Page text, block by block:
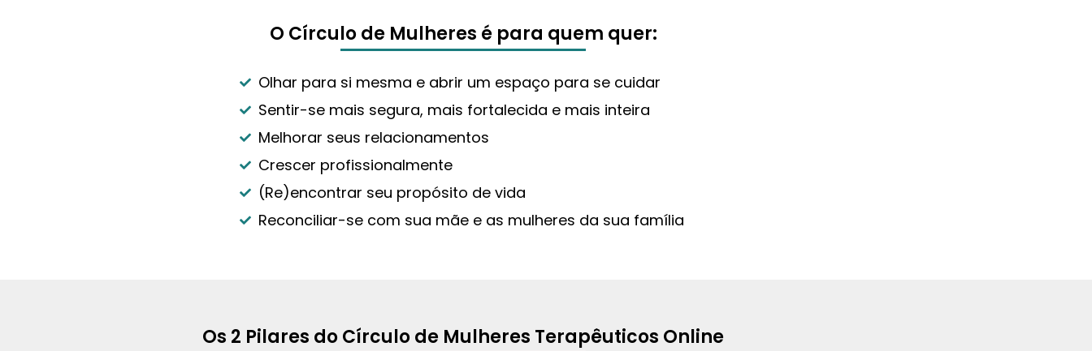
O Círculo de Mulheres é para quem quer:
Olhar para si mesma e abrir um espaço para se cuidar
Sentir-se mais segura, mais fortalecida e mais inteira
Melhorar seus relacionamentos
Crescer profissionalmente
(Re)encontrar seu propósito de vida
Reconciliar-se com sua mãe e as mulheres da sua família
Os 2 Pilares do Círculo de Mulheres Terapêuticos Online